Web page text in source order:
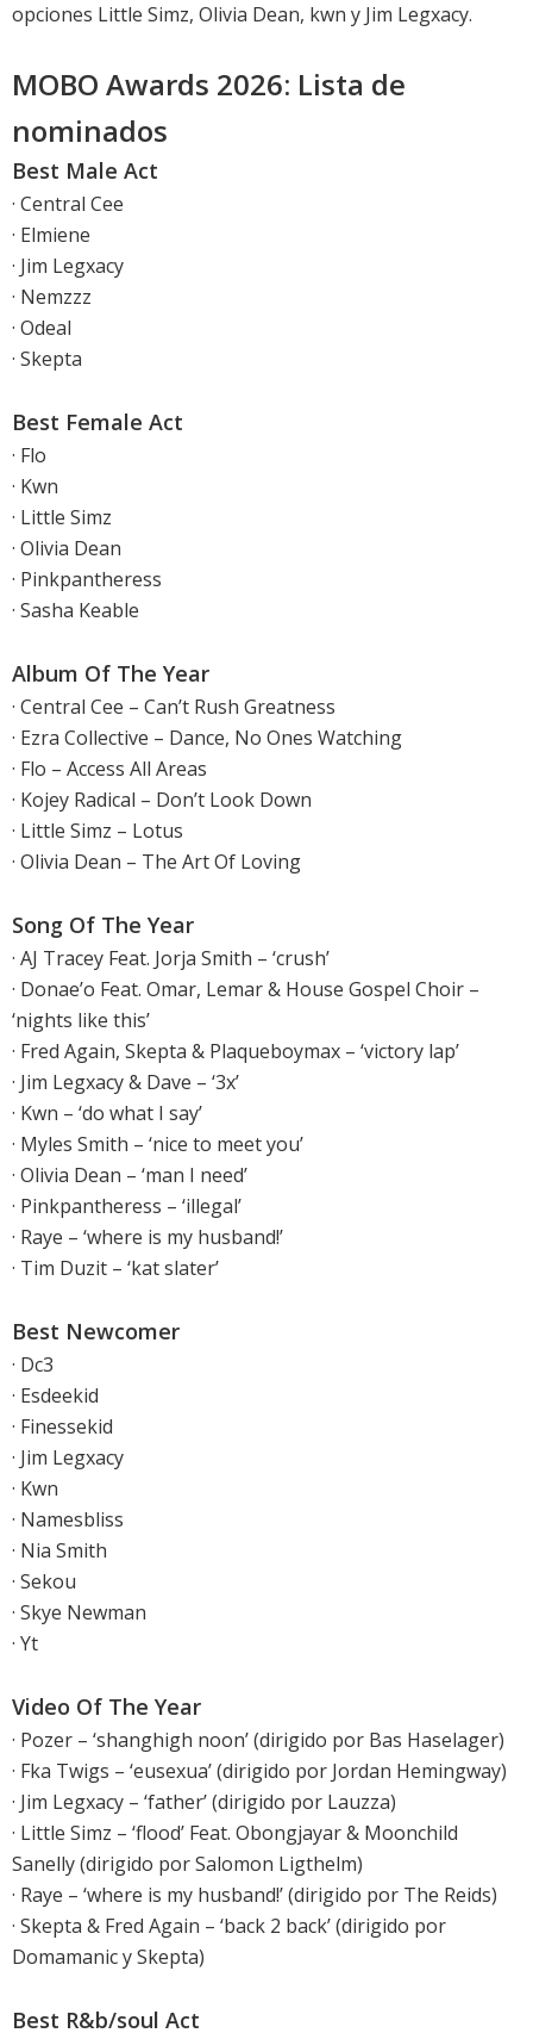
opciones Little Simz, Olivia Dean, kwn y Jim Legxacy.
MOBO Awards 2026: Lista de
nominados
Best Male Act
· Central Cee
· Elmiene
· Jim Legxacy
· Nemzzz
· Odeal
· Skepta
Best Female Act
· Flo
· Kwn
· Little Simz
· Olivia Dean
· Pinkpantheress
· Sasha Keable
Album Of The Year
· Central Cee – Can’t Rush Greatness
· Ezra Collective – Dance, No Ones Watching
· Flo – Access All Areas
· Kojey Radical – Don’t Look Down
· Little Simz – Lotus
· Olivia Dean – The Art Of Loving
Song Of The Year
· AJ Tracey Feat. Jorja Smith – ‘crush’
· Donae’o Feat. Omar, Lemar & House Gospel Choir –
‘nights like this’
· Fred Again, Skepta & Plaqueboymax – ‘victory lap’
· Jim Legxacy & Dave – ‘3x’
· Kwn – ‘do what I say’
· Myles Smith – ‘nice to meet you’
· Olivia Dean – ‘man I need’
· Pinkpantheress – ‘illegal’
· Raye – ‘where is my husband!’
· Tim Duzit – ‘kat slater’
Best Newcomer
· Dc3
· Esdeekid
· Finessekid
· Jim Legxacy
· Kwn
· Namesbliss
· Nia Smith
· Sekou
· Skye Newman
· Yt
Video Of The Year
· Pozer – ‘shanghigh noon’ (dirigido por Bas Haselager)
· Fka Twigs – ‘eusexua’ (dirigido por Jordan Hemingway)
· Jim Legxacy – ‘father’ (dirigido por Lauzza)
· Little Simz – ‘flood’ Feat. Obongjayar & Moonchild
Sanelly (dirigido por Salomon Ligthelm)
· Raye – ‘where is my husband!’ (dirigido por The Reids)
· Skepta & Fred Again – ‘back 2 back’ (dirigido por
Domamanic y Skepta)
Best R&b/soul Act